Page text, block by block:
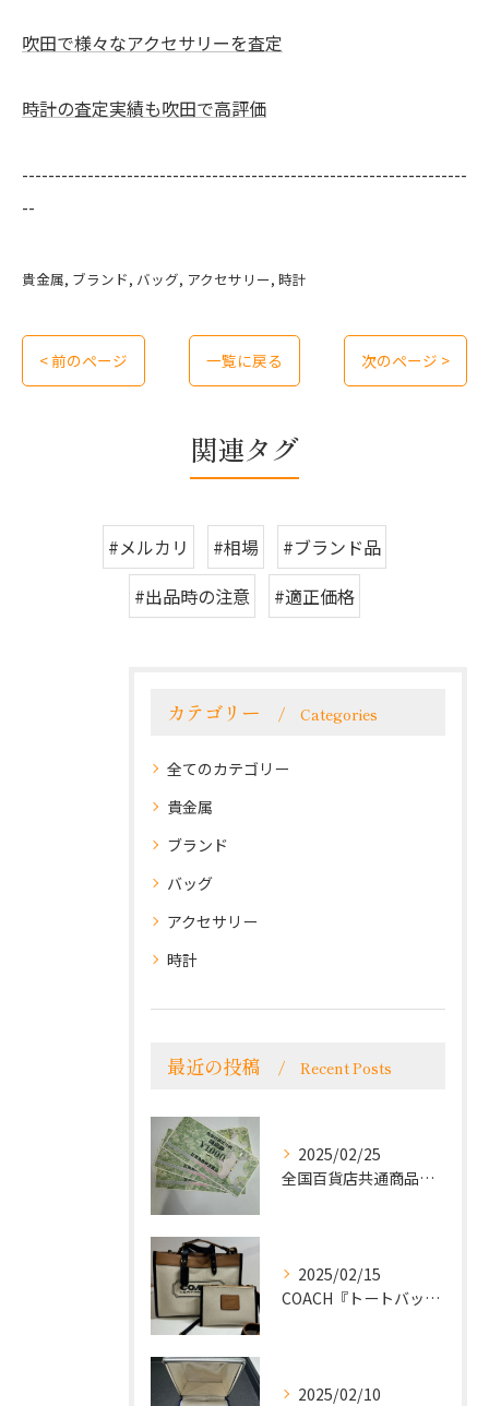
吹田で様々なアクセサリーを査定
時計の査定実績も吹田で高評価
--------------------------------------------------------------------
--
貴金属 ブランド バッグ アクセサリー 時計
< 前のページ 一覧に戻る 次のページ >
関連タグ
#メルカリ #相場
#ブランド品
#出品時の注意
#適正価格
カテゴリー Categories
全てのカテゴリー
貴金属
ブランド
バッグ
アクセサリー
時計
最近の投稿 Recent Posts
2025/02/25
全国百貨店共通商品券をお買取致しました！
2025/02/15
COACH『トートバッグ』をお買取致しました！
2025/02/10